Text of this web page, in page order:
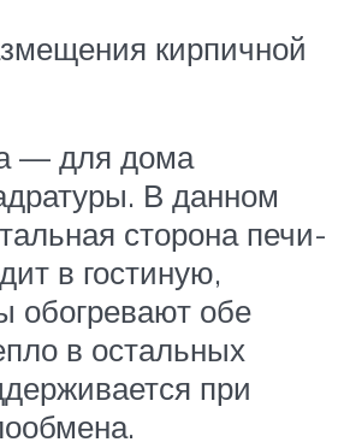
кирпичной
— для дома
В данном
сторона печи-
в гостиную,
обогревают обе
в остальных
при